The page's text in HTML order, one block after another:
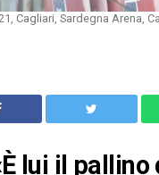
Cagliari, Sardegna
lui il